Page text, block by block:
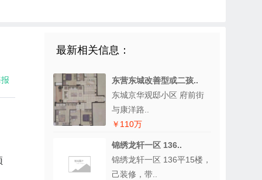
最新相关信息：
东营东城改善型或二孩..
东城京华观邸小区 府前街
与康洋路..
￥110万
锦绣龙轩一区 136..
锦绣龙轩一区 136平15楼，
己装修，带..